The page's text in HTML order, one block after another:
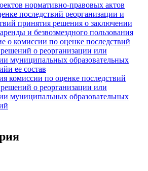
нормативно-правовых актов
последствий реорганизации и
принятия решения о заключении
и безвозмездного пользования
о комиссии по оценке последствий
о реорганизации или
муниципальных образовательных
ее состав
комиссии по оценке последствий
о реорганизации или
муниципальных образовательных